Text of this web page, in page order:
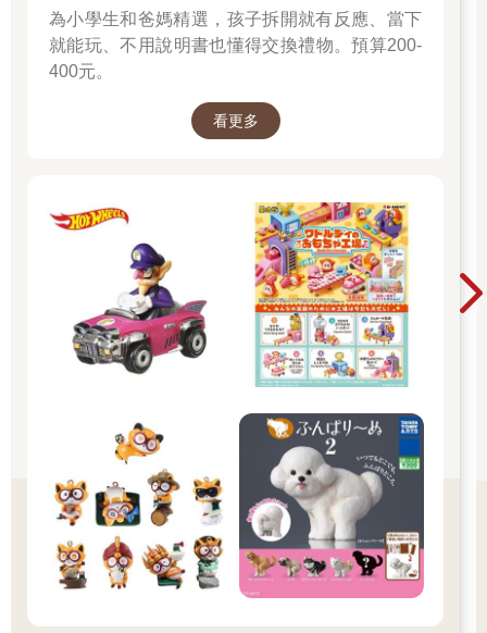
為小學生和爸媽精選，孩子拆開就有反應、當下
就能玩、不用說明書也懂得交換禮物。預算200-
400元。
看更多